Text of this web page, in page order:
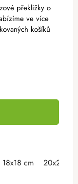
překližky o
ve více
košíků
18x18 cm 20x20 cm